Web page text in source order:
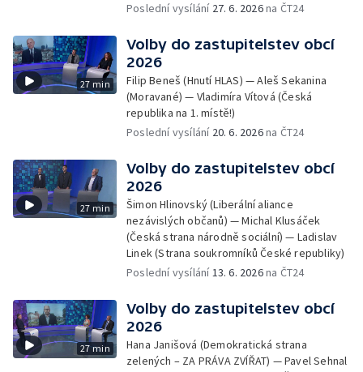
Poslední vysílání 27. 6. 2026na ČT24
27 min
Volby do zastupitelstev obcí
2026
Filip Beneš (Hnutí HLAS) — Aleš Sekanina
(Moravané) — Vladimíra Vítová (Česká
republika na 1. místě!)
Poslední vysílání 20. 6. 2026na ČT24
27 min
Volby do zastupitelstev obcí
2026
Šimon Hlinovský (Liberální aliance
nezávislých občanů) — Michal Klusáček
(Česká strana národně sociální) — Ladislav
Linek (Strana soukromníků České republiky)
Poslední vysílání13. 6. 2026na ČT24
27 min
Volby do zastupitelstev obcí
2026
Hana Janišová (Demokratická strana
zelených – ZA PRÁVA ZVÍŘAT) — Pavel Sehnal